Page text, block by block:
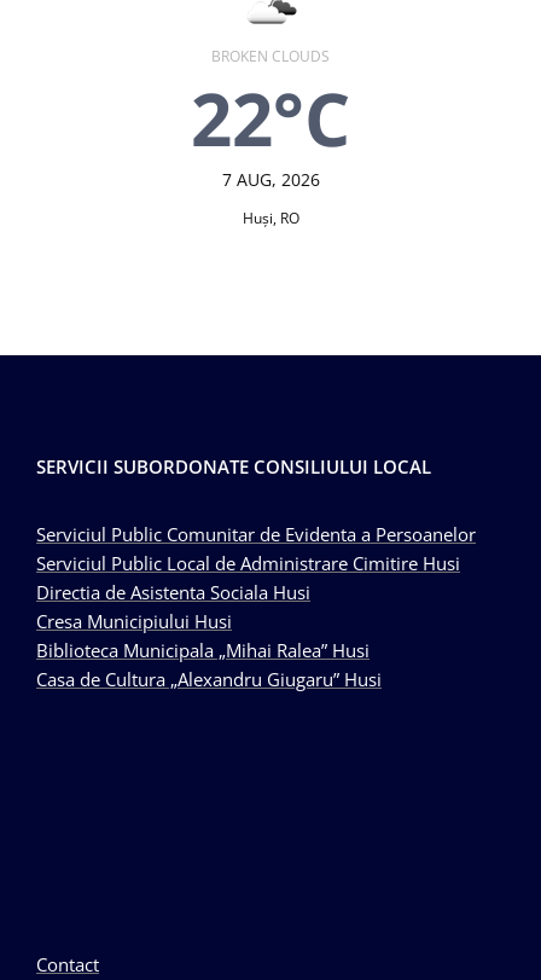
BROKEN CLOUDS
22°C
7 AUG, 2026
Huşi, RO
SERVICII SUBORDONATE CONSILIULUI LOCAL
Serviciul Public Comunitar de Evidenta a Persoanelor
Serviciul Public Local de Administrare Cimitire Husi
Directia de Asistenta Sociala Husi
Cresa Municipiului Husi
Biblioteca Municipala „Mihai Ralea” Husi
Casa de Cultura „Alexandru Giugaru” Husi
Contact